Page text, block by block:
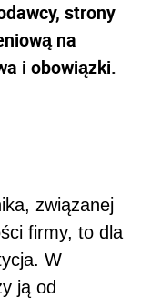
strony
na
i obowiązki.
związanej
firmy, to dla
W
ją od